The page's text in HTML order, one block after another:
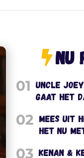
Nu
01 Uncle
gaat het
02 Mees uit
het nu
03 Kenan &